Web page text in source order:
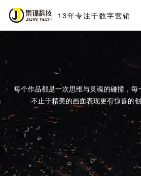
13年专注于数字营销
每个作品都是一次思维与灵魂的碰撞，
不止于精美的画面表现更有惊喜的